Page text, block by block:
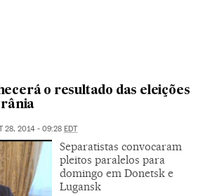
o resultado das eleições
28, 2014 - 09:28 EDT
Separatistas convocaram
pleitos paralelos para
domingo em Donetsk e
Lugansk